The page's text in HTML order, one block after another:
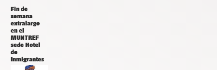
Fin de
semana
extralargo
en el
MUNTREF
sede Hotel
de
Inmigrantes